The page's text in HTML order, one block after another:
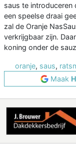
saus te introduceren
een speelse draai
zal de Oranje
verkrijgbaar zijn.
koning onder de
oranje, saus,
Maak